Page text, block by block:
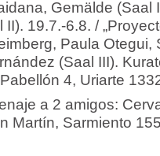
Gemälde (Saal
II). 19.7.-6.8. /
Paula Otegui,
(Saal III).
4, Uriarte
a 2 amigos:
Martín, Sarmiento